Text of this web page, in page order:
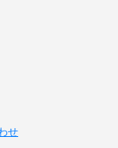
せ